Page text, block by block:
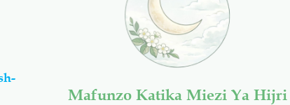
Mafunzo Katika Miezi Ya Hijri